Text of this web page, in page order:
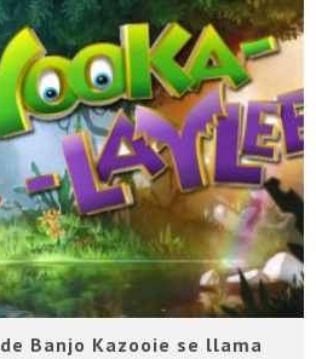
Banjo Kazooie se llama